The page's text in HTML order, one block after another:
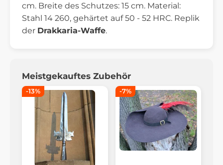
cm. Breite des Schutzes: 15 cm. Material:
Stahl 14 260, gehärtet auf 50 - 52 HRC. Replik
der Drakkaria-Waffe.
Meistgekauftes Zubehör
-13% -7%